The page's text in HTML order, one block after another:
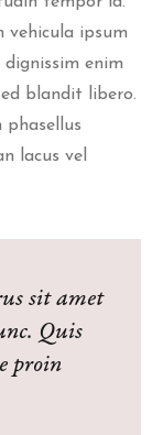
vehicula ipsum
enim
blandit libero.
phasellus
lacus vel
sit amet
Quis
proin